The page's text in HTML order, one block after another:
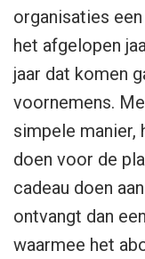
organisaties
het afgelopen
jaar dat komen
voornemens.
simpele manier,
doen voor de
cadeau doen
ontvangt dan
waarmee het